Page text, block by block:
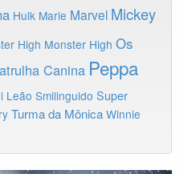
Hulk Marie Marvel Mickey
High Monster High Os
Canina Peppa
Leão Smilinguido Super
Turma da Mônica Winnie